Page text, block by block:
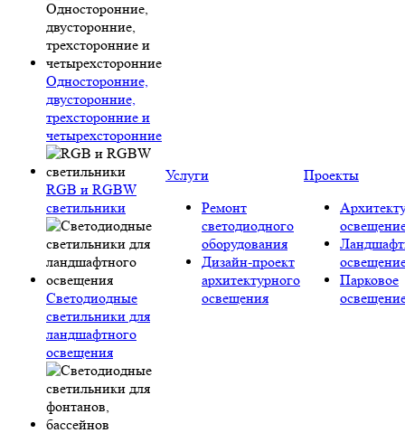
Односторонние,
двусторонние,
трехсторонние и
четырехсторонние
RGB и RGBW
светильники
Светодиодные
светильники для
ландшафтного
освещения
Услуги
Ремонт
светодиодного
оборудования
Дизайн-проект
архитектурного
освещения
Проекты
Парковое